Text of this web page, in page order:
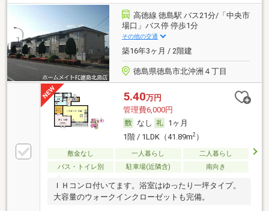
高徳線 徳島駅 バス21分/「中央市
場口」バス停 停歩1分
その他の交通
築16年3ヶ月 / 2階建
徳島県徳島市北沖洲４丁目
5.40万円
管理費6,000円
なし
1ヶ月
1階 / 1LDK（41.89m2）
敷金なし 一人暮らし
二人暮らし
バス・トイレ別
駐車場(近隣含) 南向き
ＩＨコンロ付いてます。浴室はゆったり一坪タイプ。
大容量のウォークインクローゼットも完備。